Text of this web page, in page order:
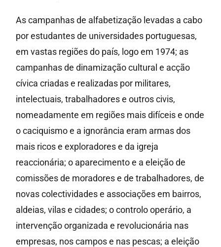
As campanhas de alfabetização levadas a cabo
por estudantes de universidades portuguesas,
em vastas regiões do país, logo em 1974; as
campanhas de dinamização cultural e acção
cívica criadas e realizadas por militares,
intelectuais, trabalhadores e outros civis,
nomeadamente em regiões mais difíceis e onde
o caciquismo e a ignorância eram armas dos
mais ricos e exploradores e da igreja
reaccionária; o aparecimento e a eleição de
comissões de moradores e de trabalhadores, de
novas colectividades e associações em bairros,
aldeias, vilas e cidades; o controlo operário, a
intervenção organizada e revolucionária nas
empresas, nos campos e nas pescas; a eleição